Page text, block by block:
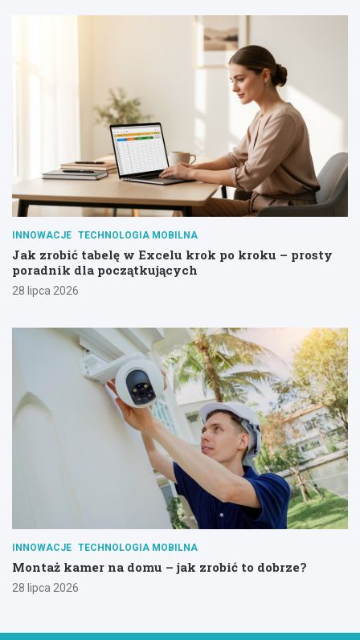
INNOWACJE TECHNOLOGIA MOBILNA
Jak zrobić tabelę w Excelu krok po kroku – prosty
poradnik dla początkujących
28 lipca 2026
INNOWACJE TECHNOLOGIA MOBILNA
Montaż kamer na domu – jak zrobić to dobrze?
28 lipca 2026